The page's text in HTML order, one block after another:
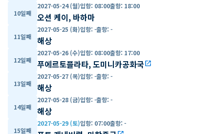
10일째
2027-05-24 (월)입항: 08:00출항: 18:00
오션 케이, 바하마
11일째
2027-05-25 (화)입항: -출항: -
해상
12일째
2027-05-26 (수)입항: 08:00출항: 17:00
푸에르토플라타, 도미니카공화국open_in_new
13일째
2027-05-27 (목)입항: -출항: -
해상
14일째
2027-05-28 (금)입항: -출항: -
해상
15일째
2027-05-29 (토)입항: 07:00출항: -